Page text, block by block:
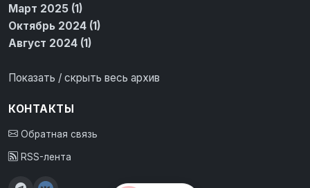
Март 2025 (1)
Октябрь 2024 (1)
Август 2024 (1)
Показать / скрыть весь архив
КОНТАКТЫ
Обратная связь
RSS-лента